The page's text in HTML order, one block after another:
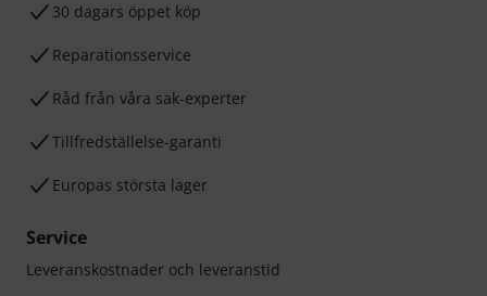
30 dagars öppet köp
Reparationsservice
Råd från våra sak-experter
Tillfredställelse-garanti
Europas största lager
Service
Leveranskostnader och leveranstid